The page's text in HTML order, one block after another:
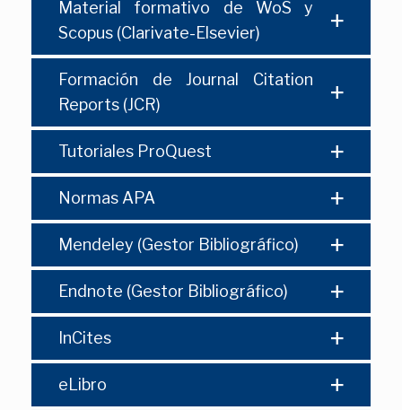
Material formativo de WoS y
Scopus (Clarivate-Elsevier)
Formación de Journal Citation
Reports (JCR)
Tutoriales ProQuest
Normas APA
Mendeley (Gestor Bibliográfico)
Endnote (Gestor Bibliográfico)
InCites
eLibro